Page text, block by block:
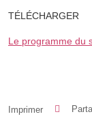
TÉLÉCHARGER
Le programme du
Imprimer